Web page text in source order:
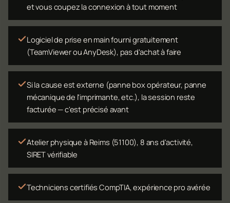
et vous coupez la connexion à tout moment
Logiciel de prise en main fourni gratuitement
(TeamViewer ou AnyDesk), pas d'achat à faire
Si la cause est externe (panne box opérateur, panne
mécanique de l'imprimante, etc.), la session reste
facturée — c'est précisé avant
Atelier physique à Reims (51100), 8 ans d'activité,
SIRET vérifiable
Techniciens certifiés CompTIA, expérience pro avérée